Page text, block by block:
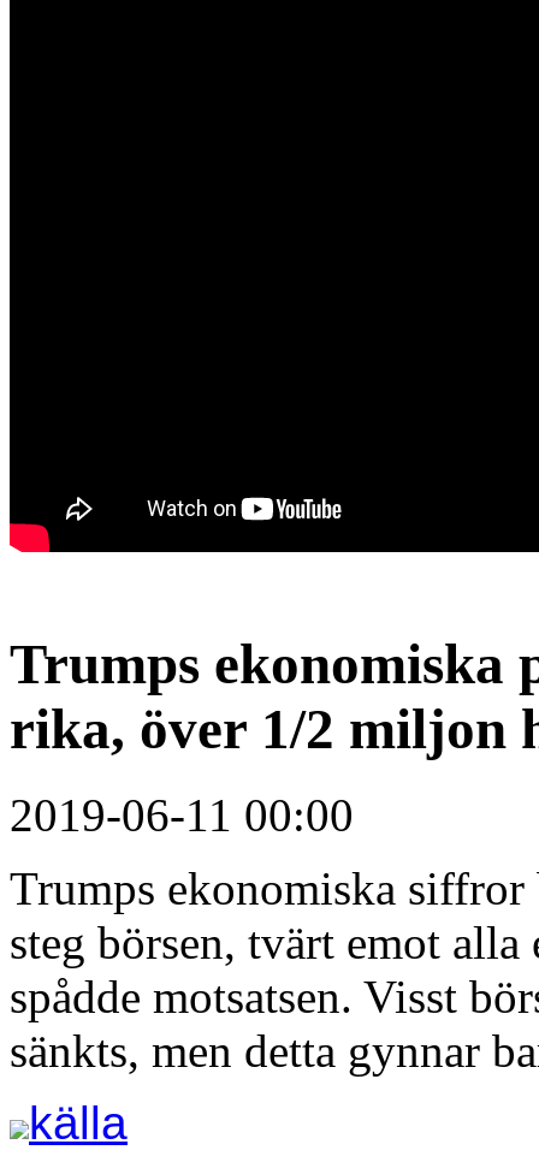
Trumps
rika, över 1/2 miljon
2019-06-11 00:00
Trumps ekonomiska
steg börsen, tvärt emot
spådde motsatsen. Visst
sänkts, men detta gynnar
källa